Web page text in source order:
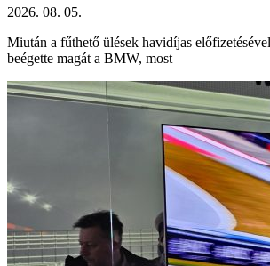
2026. 08. 05.
Miután a fűthető ülések havidíjas
beégette magát a BMW, most